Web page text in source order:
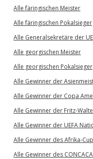
Alle färingischen Meister
Alle färingischen Pokalsieger
Alle Generalsekretäre der
Alle georgischen Meister
Alle georgischen Pokalsieger
Alle Gewinner der
Alle Gewinner der Copa
Alle Gewinner der Fritz-
Alle Gewinner der UEFA
Alle Gewinner des Afrika-
Alle Gewinner des